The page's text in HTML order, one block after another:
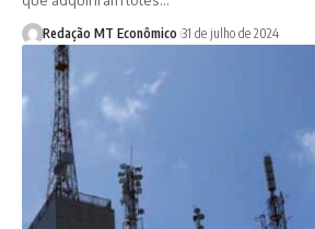
Redação MT Econômico 31 de julho de 2024